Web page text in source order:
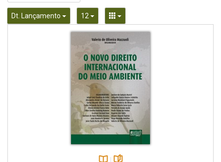
Dt. Lançamento Toggle Dropdown
12 Toggle DropdownToggle Dropdown